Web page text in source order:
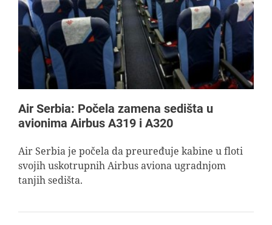
AVIOPEDIA
SPECIJAL
FOTO PRIČA
TEMA
AGENT
Air Serbia: Počela zamena sedišta u
avionima Airbus A319 i A320
Air Serbia je počela da preuređuje kabine u floti
svojih uskotrupnih Airbus aviona ugradnjom
tanjih sedišta.